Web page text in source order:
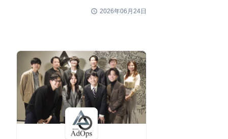
schedule 2026年06月24日